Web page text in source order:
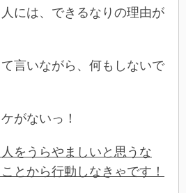
には、できるなりの理由が
て言いながら、何もしないで
がないっ！
をうらやましいと思うな
とから行動しなきゃです！